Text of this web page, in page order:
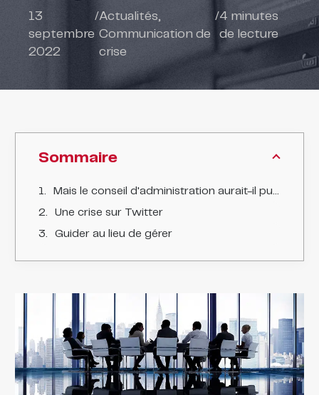
13
septembre
2022
/Actualités,
Communication de
crise
/4 minutes
de lecture
Sommaire
Mais le conseil d'administration aurait-il pu prévenir la crise ?
Une crise sur Twitter
Guider au lieu de gérer